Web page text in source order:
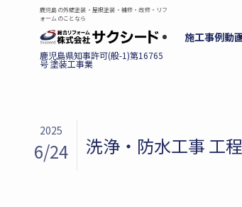
鹿児島の外壁塗装・屋根塗装・補修・改修・リフ
ォームのことなら
施工事例動
洗浄・防水工事 工
2025
6/24